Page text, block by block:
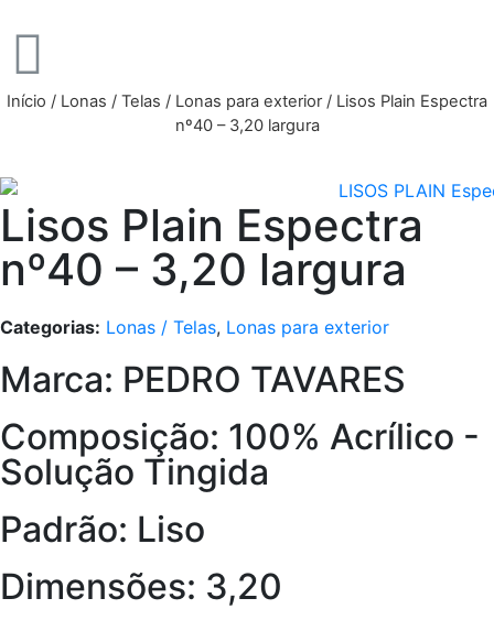
Início / Lonas / Telas / Lonas para exterior/ Lisos Plain Espectra
nº40 – 3,20 largura
Lisos Plain Espectra
nº40 – 3,20 largura
Categorias: Lonas / Telas, Lonas para exterior
Marca: PEDRO TAVARES
Composição: 100% Acrílico -
Solução Tingida
Padrão: Liso
Dimensões: 3,20